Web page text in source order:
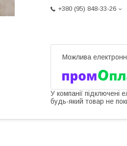
+380 (95) 848-33-26
У компанії підключені
будь-який товар не